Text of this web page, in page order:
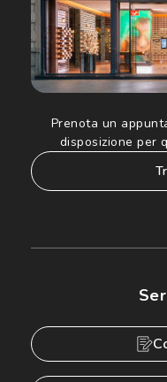
Prenota un
disposizione per